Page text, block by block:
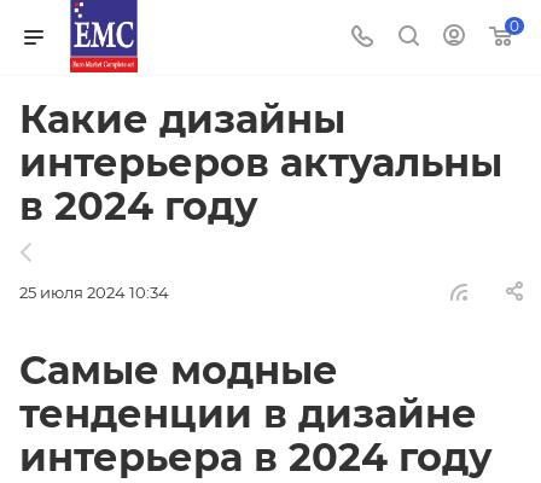
0
Какие дизайны
интерьеров актуальны
в 2024 году
25 июля 2024 10:34
Самые модные
тенденции в дизайне
интерьера в 2024 году